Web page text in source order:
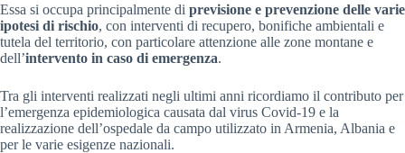
Essa si occupa principalmente di previsione e prevenzione delle varie
ipotesi di rischio, con interventi di recupero, bonifiche ambientali e
tutela del territorio, con particolare attenzione alle zone montane e
dell’intervento in caso di emergenza.
Tra gli interventi realizzati negli ultimi anni ricordiamo il contributo per
l’emergenza epidemiologica causata dal virus Covid-19 e la
realizzazione dell’ospedale da campo utilizzato in Armenia, Albania e
per le varie esigenze nazionali.